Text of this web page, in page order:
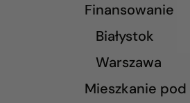
Finansowanie
Białystok
Warszawa
Mieszkanie